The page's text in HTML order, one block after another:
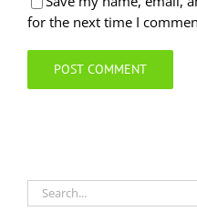
for the next time I
Search
for: